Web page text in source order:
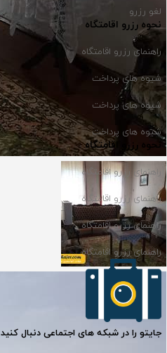
لغو رزرو
نحوه رزرو اقامتگاه
راهنمای رزرو اقامتگاه
شیوه های پرداخت
شیوه های پرداخت
شیوه های پرداخت
نحوه رزرو اقامتگاه
راهنمای رزرو اقامتگاه
راهنمای رزرو اقامتگاه
راهنمای رزرو اقامتگاه
راهنمای رزرو اقامتگاه
جایتو را در شبکه های اجتماعی دنبال کنید